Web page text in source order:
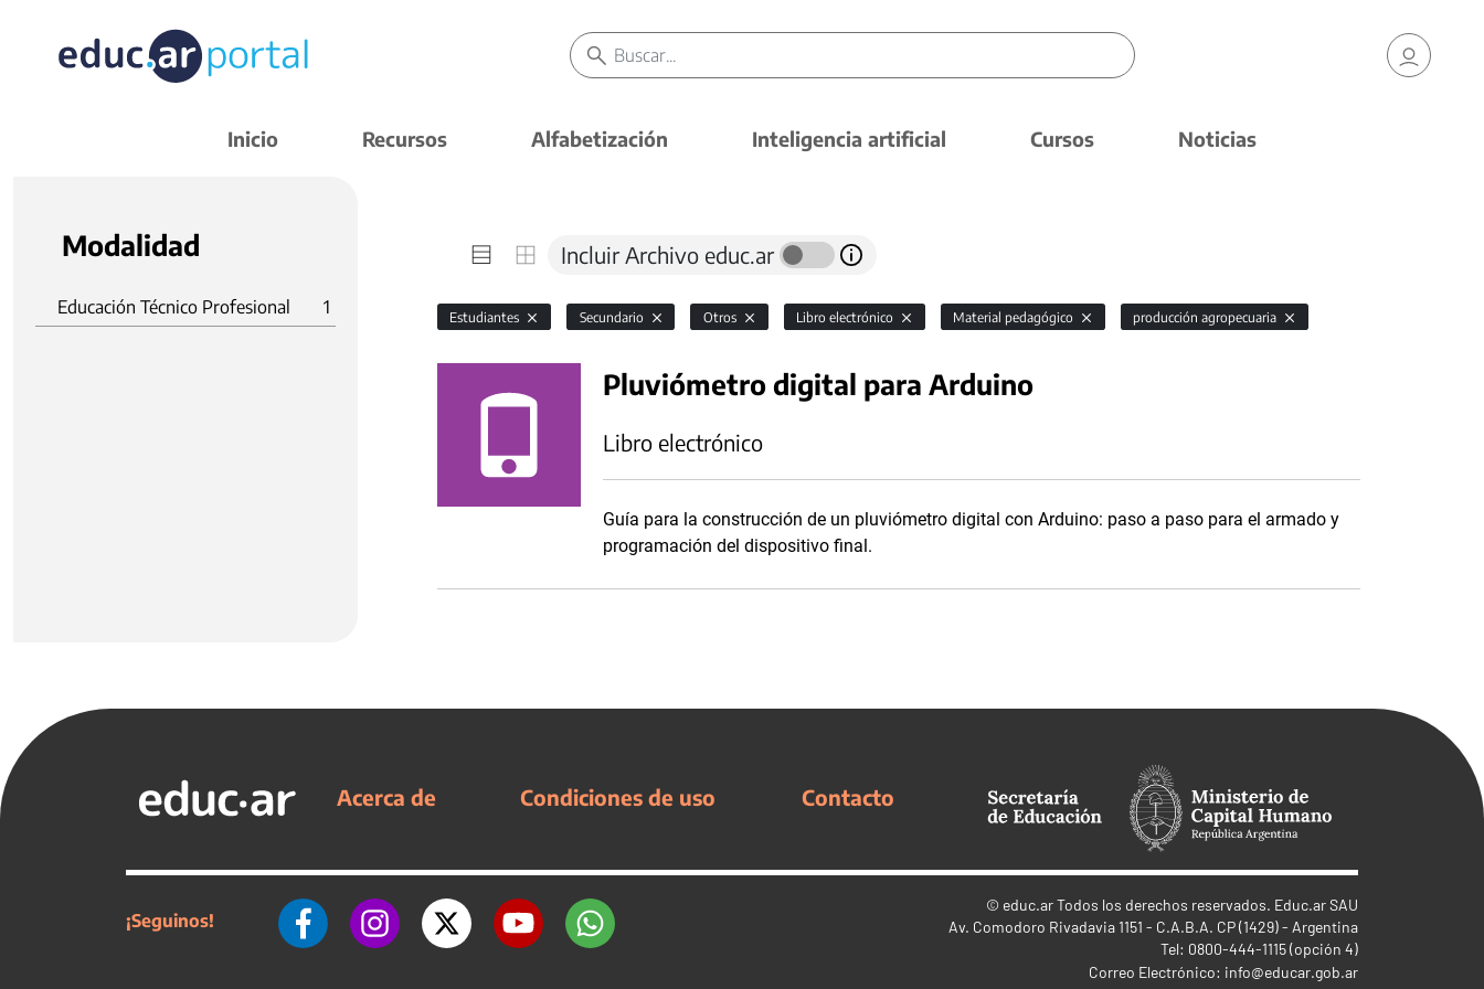
Inicio Recursos Alfabetización Inteligencia artificial Cursos Noticias
Modalidad
Educación Técnico Profesional 1
Incluir Archivo educ.ar
Estudiantes Secundario Otros Libro electrónico Material pedagógico producción agropecuaria
Pluviómetro digital para Arduino
Libro electrónico
Guía para la construcción de un pluviómetro digital con Arduino: paso a paso para el armado y
programación del dispositivo final.
Acerca de Condiciones de uso Contacto
¡Seguinos!
© educ.arTodos los derechos reservados. Educ.ar SAU
Av. Comodoro Rivadavia 1151 - C.A.B.A. CP (1429) - Argentina
Tel: 0800-444-1115 (opción 4)
Correo Electrónico: info@educar.gob.ar